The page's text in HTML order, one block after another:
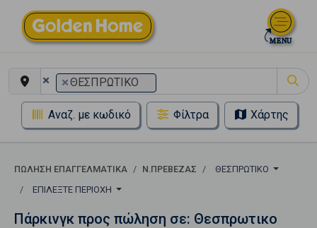
× ×ΘΕΣΠΡΩΤΙΚΟ
Αναζ. με κωδικό Φίλτρα Χάρτης
ΠΏΛΗΣΗ ΕΠΑΓΓΕΛΜΑΤΙΚΆ Ν.ΠΡΕΒΕΖΑΣ
ΘΕΣΠΡΩΤΙΚΟ
ΕΠΙΛΈΞΤΕ ΠΕΡΙΟΧΉ
Πάρκινγκ προς πώληση σε: Θεσπρωτικο